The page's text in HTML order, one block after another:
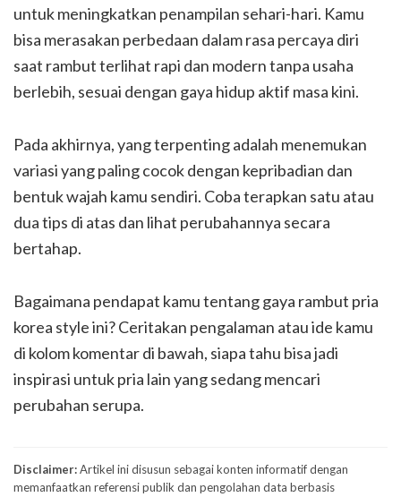
untuk meningkatkan penampilan sehari-hari. Kamu
bisa merasakan perbedaan dalam rasa percaya diri
saat rambut terlihat rapi dan modern tanpa usaha
berlebih, sesuai dengan gaya hidup aktif masa kini.
Pada akhirnya, yang terpenting adalah menemukan
variasi yang paling cocok dengan kepribadian dan
bentuk wajah kamu sendiri. Coba terapkan satu atau
dua tips di atas dan lihat perubahannya secara
bertahap.
Bagaimana pendapat kamu tentang gaya rambut pria
korea style ini? Ceritakan pengalaman atau ide kamu
di kolom komentar di bawah, siapa tahu bisa jadi
inspirasi untuk pria lain yang sedang mencari
perubahan serupa.
Disclaimer:Artikel ini disusun sebagai konten informatif dengan
memanfaatkan referensi publik dan pengolahan data berbasis